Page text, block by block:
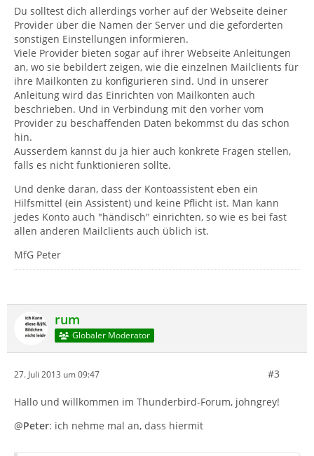
Du solltest dich allerdings vorher auf der Webseite deiner
Provider über die Namen der Server und die geforderten
sonstigen Einstellungen informieren.
Viele Provider bieten sogar auf ihrer Webseite Anleitungen
an, wo sie bebildert zeigen, wie die einzelnen Mailclients für
ihre Mailkonten zu konfigurieren sind. Und in unserer
Anleitung wird das Einrichten von Mailkonten auch
beschrieben. Und in Verbindung mit den vorher vom
Provider zu beschaffenden Daten bekommst du das schon
hin.
Ausserdem kannst du ja hier auch konkrete Fragen stellen,
falls es nicht funktionieren sollte.
Und denke daran, dass der Kontoassistent eben ein
Hilfsmittel (ein Assistent) und keine Pflicht ist. Man kann
jedes Konto auch "händisch" einrichten, so wie es bei fast
allen anderen Mailclients auch üblich ist.
MfG Peter
rum
Globaler Moderator
27. Juli 2013 um 09:47 #3
Hallo und willkommen im Thunderbird-Forum, johngrey!
@Peter: ich nehme mal an, dass hiermit